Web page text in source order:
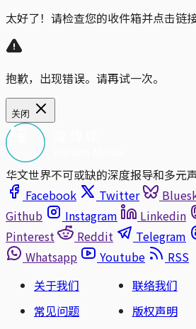
太好了！请检查您的收件箱并点击链接
抱歉，出现错误。请再试一次。
关闭
华文世界不可或缺的深度报导和多元
Facebook
Twitter
Github
Instagram Linkedin
Pinterest
Reddit Telegram
Whatsapp
Youtube
RSS
关于我们
联络我们
常见问题
版权声明